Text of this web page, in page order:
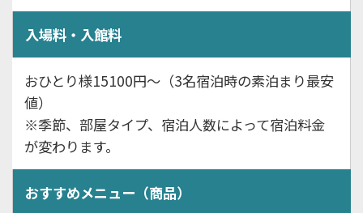
入場料・入館料
おひとり様15100円～（3名宿泊時の素泊まり最安
値）
※季節、部屋タイプ、宿泊人数によって宿泊料金
が変わります。
おすすめメニュー（商品）